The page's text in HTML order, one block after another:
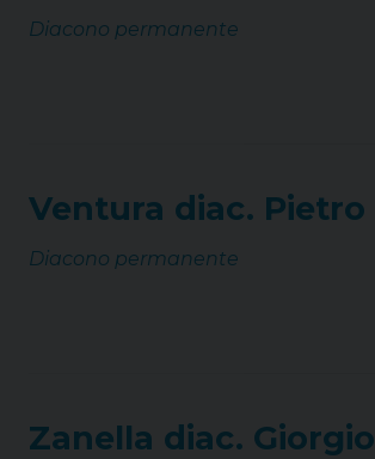
Diacono permanente
Ventura diac. Pietro
Diacono permanente
Zanella diac. Giorgio